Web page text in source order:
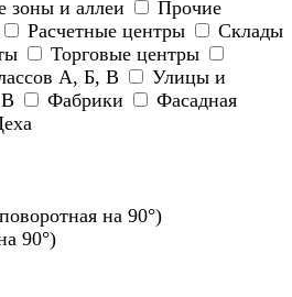
зоны и аллеи
Прочие
Расчетные центры
Склады
Торговые центры
А, Б, В
Улицы и
В
Фабрики
Фасадная
на 90°)
90°)